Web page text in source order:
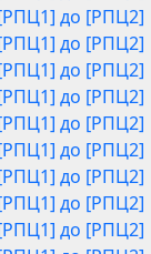
до [РПЦ2]
до [РПЦ2]
до [РПЦ2]
до [РПЦ2]
до [РПЦ2]
до [РПЦ2]
до [РПЦ2]
до [РПЦ2]
до [РПЦ2]